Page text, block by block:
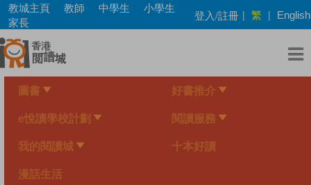
Skip
main
content
教城主頁 教師 中學生
小學生
家長
登入/註冊 | 繁 | English
圖書 好書推介
e悅讀學校計劃 閱讀服務
我的閱讀城 十本好讀
漫話生活